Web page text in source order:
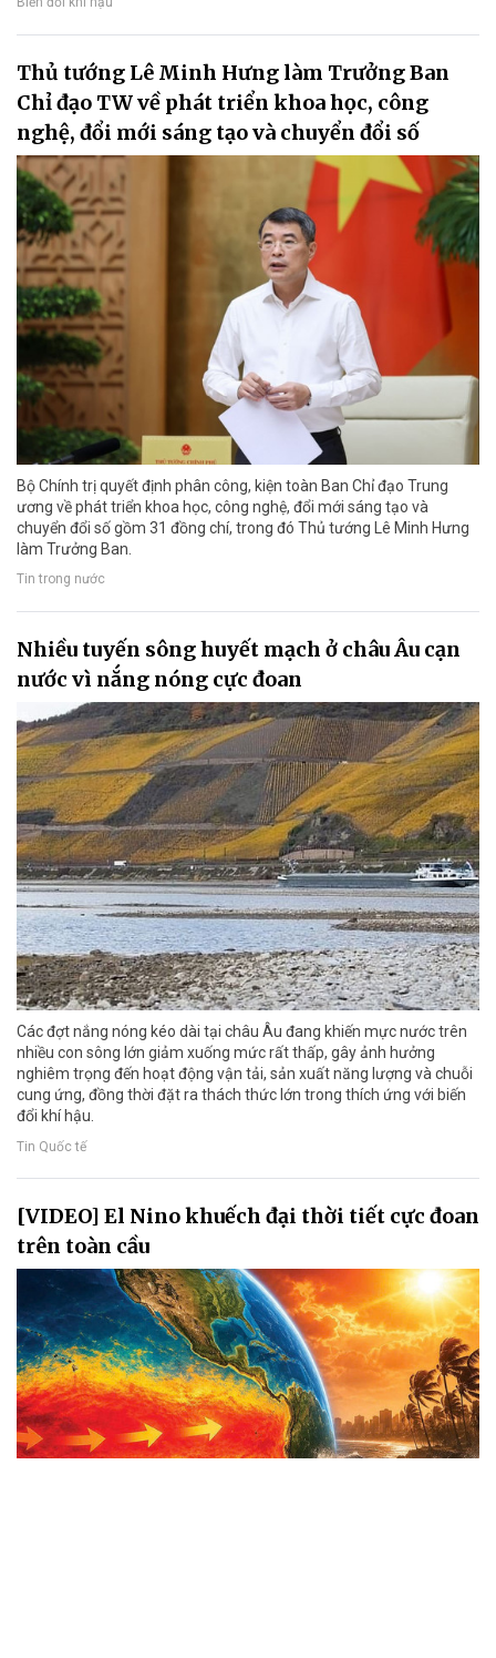
Thủ tướng Lê Minh Hưng làm Trưởng Ban
Chỉ đạo TW về phát triển khoa học, công
nghệ, đổi mới sáng tạo và chuyển đổi số
Bộ Chính trị quyết định phân công, kiện toàn Ban Chỉ đạo Trung
ương về phát triển khoa học, công nghệ, đổi mới sáng tạo và
chuyển đổi số gồm 31 đồng chí, trong đó Thủ tướng Lê Minh Hưng
làm Trưởng Ban.
Tin trong nước
Nhiều tuyến sông huyết mạch ở châu Âu cạn
nước vì nắng nóng cực đoan
Các đợt nắng nóng kéo dài tại châu Âu đang khiến mực nước trên
nhiều con sông lớn giảm xuống mức rất thấp, gây ảnh hưởng
nghiêm trọng đến hoạt động vận tải, sản xuất năng lượng và chuỗi
cung ứng, đồng thời đặt ra thách thức lớn trong thích ứng với biến
đổi khí hậu.
Tin Quốc tế
[VIDEO] El Nino khuếch đại thời tiết cực đoan
trên toàn cầu